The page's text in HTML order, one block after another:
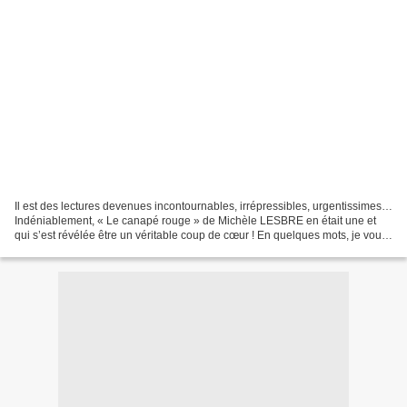
Il est des lectures devenues incontournables, irrépressibles, urgentissimes…
Indéniablement, « Le canapé rouge » de Michèle LESBRE en était une et
qui s’est révélée être un véritable coup de cœur ! En quelques mots, je vous